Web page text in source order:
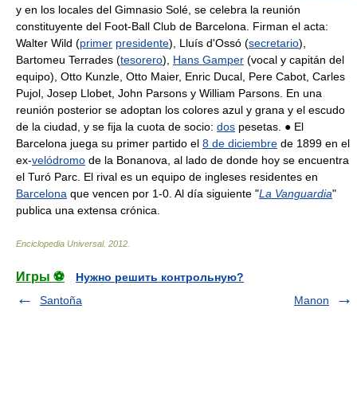
y en los locales del Gimnasio Solé, se celebra la reunión
constituyente del Foot-Ball Club de Barcelona. Firman el acta:
Walter Wild (primer presidente), Lluís d'Ossó (secretario),
Bartomeu Terrades (tesorero), Hans Gamper (vocal y capitán del
equipo), Otto Kunzle, Otto Maier, Enric Ducal, Pere Cabot, Carles
Pujol, Josep Llobet, John Parsons y William Parsons. En una
reunión posterior se adoptan los colores azul y grana y el escudo
de la ciudad, y se fija la cuota de socio: dos pesetas. ● El
Barcelona juega su primer partido el 8 de diciembre de 1899 en el
ex-velódromo de la Bonanova, al lado de donde hoy se encuentra
el Turó Parc. El rival es un equipo de ingleses residentes en
Barcelona que vencen por 1-0. Al día siguiente "La Vanguardia"
publica una extensa crónica.
Enciclopedia Universal. 2012
Игры ⚽
Нужно решить контрольную?
Santoña
Manon